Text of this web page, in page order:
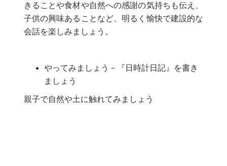
きることや食材や自然への感謝の気持ちも伝え、
子供の興味あることなど、明るく愉快で建設的な
会話を楽しみましょう。
やってみましょう－『日時計日記』を書き
ましょう
親子で自然や土に触れてみましょう